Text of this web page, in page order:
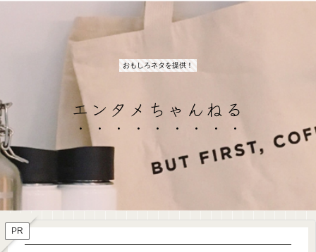
おもしろネタを提供！
エンタメちゃんねる
PR